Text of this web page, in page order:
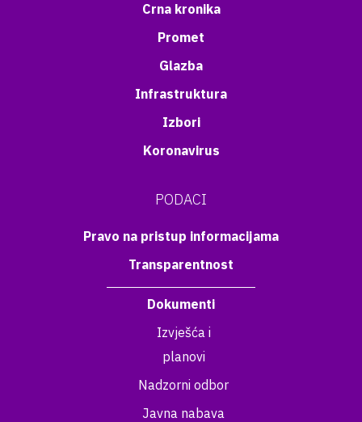
Crna kronika
Promet
Glazba
Infrastruktura
Izbori
Koronavirus
PODACI
Pravo na pristup informacijama
Transparentnost
Dokumenti
Izvješća i
planovi
Nadzorni odbor
Javna nabava